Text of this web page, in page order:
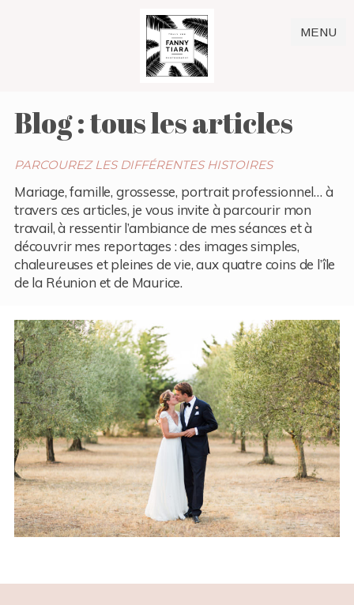
MENU
Blog : tous les articles
PARCOUREZ LES DIFFÉRENTES HISTOIRES
Mariage, famille, grossesse, portrait professionnel… à
travers ces articles, je vous invite à parcourir mon
travail, à ressentir l’ambiance de mes séances et à
découvrir mes reportages : des images simples,
chaleureuses et pleines de vie, aux quatre coins de l’île
de la Réunion et de Maurice.
Mariage – Nina et Nils – Saint
Rémy de Provence (13)